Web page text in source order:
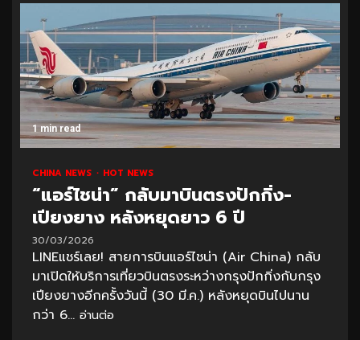
1 min read
CHINA NEWS HOT NEWS
“แอร์ไชน่า” กลับมาบินตรงปักกิ่ง-
เปียงยาง หลังหยุดยาว 6 ปี
30/03/2026
LINEแชร์เลย! สายการบินแอร์ไชน่า (Air China) กลับ
มาเปิดให้บริการเที่ยวบินตรงระหว่างกรุงปักกิ่งกับกรุง
เปียงยางอีกครั้งวันนี้ (30 มี.ค.) หลังหยุดบินไปนาน
กว่า 6... อ่านต่อ